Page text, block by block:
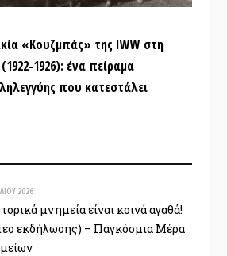
«Κουζμπάς» της IWW στη
1926): ένα πείραμα
που κατεστάλει
2026
μνημεία είναι κοινά αγαθά!
εκδήλωσης) – Παγκόσμια Μέρα